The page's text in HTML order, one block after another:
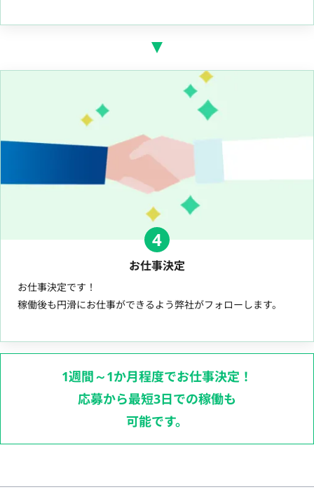
4
お仕事決定
お仕事決定です！
稼働後も円滑にお仕事ができるよう弊社がフォローします。
1週間～1か月程度でお仕事決定！
応募から最短3日での稼働も
可能です。